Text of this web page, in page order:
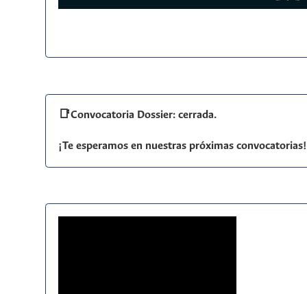
📑Convocatoria Dossier: cerrada.
¡Te esperamos en nuestras próximas